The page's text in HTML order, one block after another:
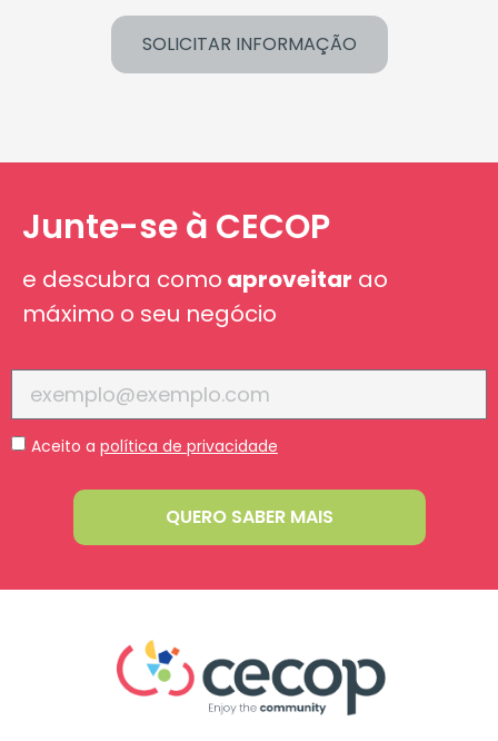
SOLICITAR INFORMAÇÃO
Junte-se à CECOP
e descubra como aproveitar ao
máximo o seu negócio
Aceito a política de privacidade
QUERO SABER MAIS